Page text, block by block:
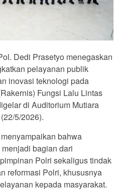
Dedi Prasetyo menegaskan
pelayanan publik
inovasi teknologi pada
Fungsi Lalu Lintas
di Auditorium Mutiara
5/2026).
bahwa
bagian dari
Polri sekaligus tindak
reformasi Polri, khususnya
kepada masyarakat.